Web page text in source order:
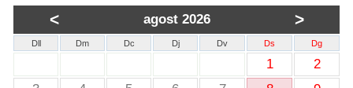
< agost 2026 >
Dll Dm Dc Dj Dv Ds Dg
1
2